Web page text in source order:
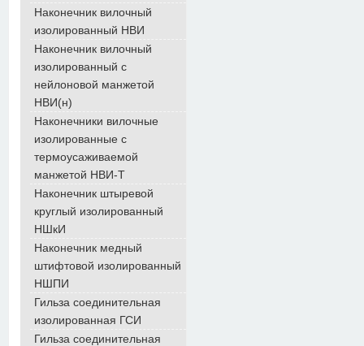
Наконечник вилочный
изолированный НВИ
Наконечник вилочный
изолированный с
нейлоновой манжетой
НВИ(н)
Наконечники вилочные
изолированные с
термоусаживаемой
манжетой НВИ-Т
Наконечник штыревой
круглый изолированный
НШкИ
Наконечник медный
штифтовой изолированный
НШПИ
Гильза соединительная
изолированная ГСИ
Гильза соединительная